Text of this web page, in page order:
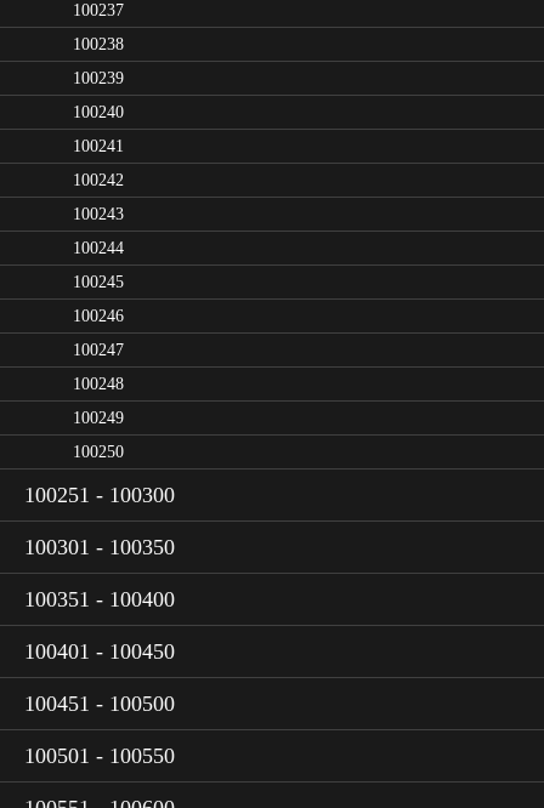
100237
100238
100239
100240
100241
100242
100243
100244
100245
100246
100247
100248
100249
100250
100251 - 100300
100301 - 100350
100351 - 100400
100401 - 100450
100451 - 100500
100501 - 100550